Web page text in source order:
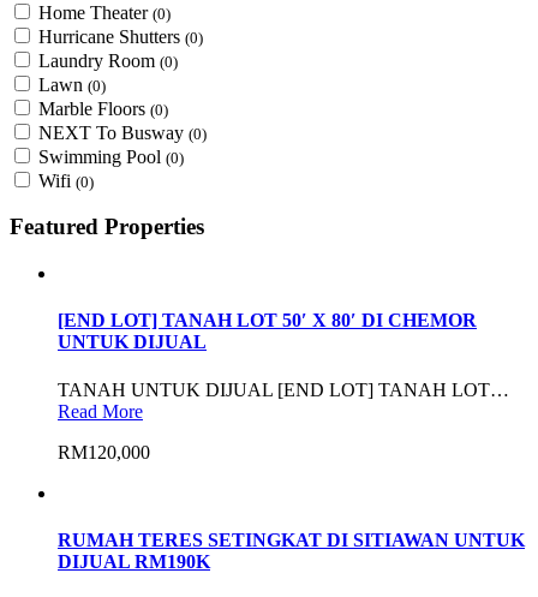
Home Theater (0)
Hurricane Shutters (0)
Laundry Room (0)
Lawn (0)
Marble Floors (0)
NEXT To Busway (0)
Swimming Pool (0)
Wifi (0)
Featured Properties
[END LOT] TANAH LOT 50′ X 80′ DI CHEMOR
UNTUK DIJUAL
TANAH UNTUK DIJUAL [END LOT] TANAH LOT…
Read More
RM120,000
RUMAH TERES SETINGKAT DI SITIAWAN UNTUK
DIJUAL RM190K